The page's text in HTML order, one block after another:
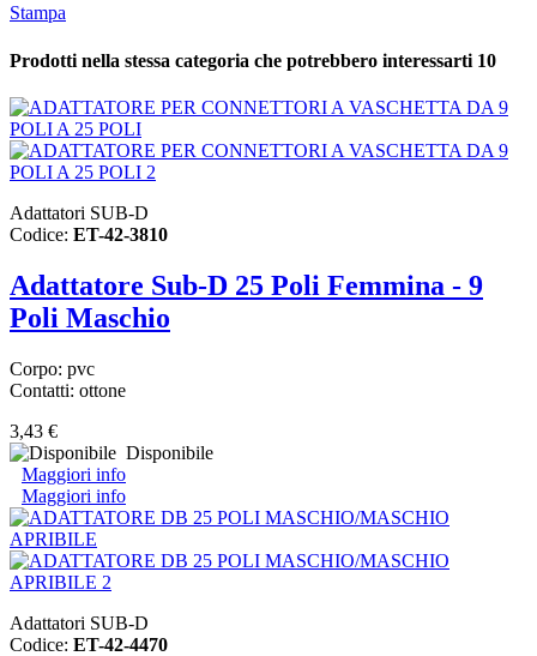
Stampa
Prodotti nella stessa categoria che potrebbero interessarti 10
Adattatori SUB-D
Codice: ET-42-3810
Adattatore Sub-D 25 Poli Femmina - 9
Poli Maschio
Corpo: pvc
Contatti: ottone
3,43 €
Disponibile
Maggiori info
Maggiori info
Adattatori SUB-D
Codice: ET-42-4470